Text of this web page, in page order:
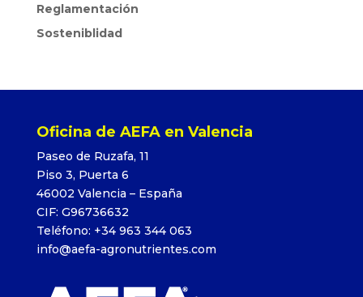
Reglamentación
Sosteniblidad
Oficina de AEFA en Valencia
Paseo de Ruzafa, 11
Piso 3, Puerta 6
46002 Valencia – España
CIF: G96736632
Teléfono: +34 963 344 063
info@aefa-agronutrientes.com